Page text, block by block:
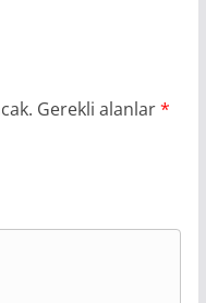
Gerekli alanlar*